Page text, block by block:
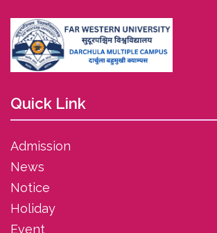
Quick Link
Admission
News
Notice
Holiday
Event